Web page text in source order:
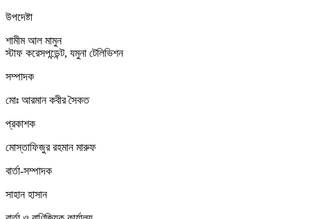
উপদেষ্টা
শামীম আল মামুন
স্টাফ করেসপন্ডেন্ট, যমুনা টেলিভিশন
সম্পাদক
মোঃ আরমান কবীর সৈকত
প্রকাশক
মোস্তাফিজুর রহমান মারুফ
বার্তা-সম্পাদক
সাহান হাসান